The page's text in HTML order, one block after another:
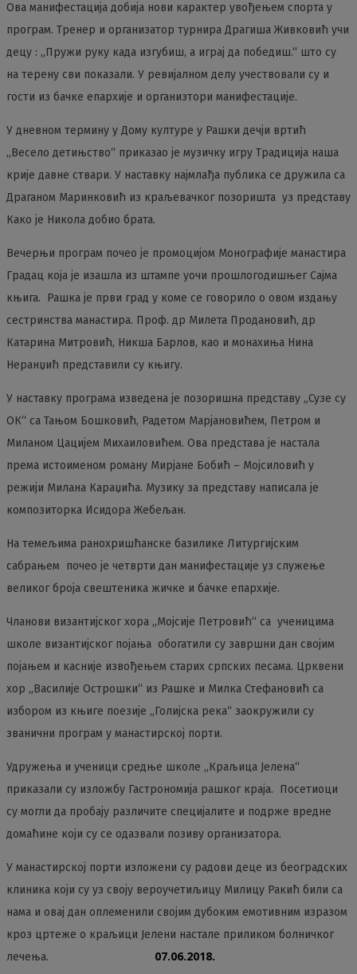
07.06.2018.
Ова манифестација добија нови карактер увођењем спорта у
програм. Тренер и организатор турнира Драгиша Живковић учи
децу : „Пружи руку када изгубиш, а играј да победиш.“ што су
на терену сви показали. У ревијалном делу учествовали су и
гости из бачке епархије и организтори манифестације.
У дневном термину у Дому културе у Рашки дечји вртић
„Весело детињство“ приказао је музичку игру Традиција наша
крије дaвне ствари. У наставку најмлађа публика се дружила са
Драганом Маринковић из краљевачког позоришта уз представу
Како је Никола добио брата.
Вечерњи програм почео је промоцијом Монографије манастира
Градац која је изашла из штампе уочи прошлогодишњег Сајма
књига. Рашка је први град у коме се говорило о овом издању
сестринства манастира. Проф. др Милета Продановић, др
Катарина Митровић, Никша Барлов, као и монахиња Нина
Неранџић представили су књигу.
У наставку програма изведена је позоришна представу „Сузе су
ОК“ са Тањом Бошковић, Радетом Марјановићем, Петром и
Миланом Цацијем Михаиловићем. Ова представа је настала
према истоименом роману Мирјане Бобић – Мојсиловић у
режији Милана Караџића. Музику за представу написала је
композиторка Исидора Жебељан.
На темељима ранохришћанске базилике Литургијским
сабрањем почео је четврти дан манифестације уз служење
великог броја свештеника жичке и бачке епархије.
Чланови византијског хора „Мојсије Петровић“ са ученицима
школе византијског појања обогатили су завршни дан својим
појањем и касније извођењем старих српских песама. Црквени
хор „Василије Острошки“ из Рашке и Милка Стефановић са
избором из књиге поезије „Голијска река“ заокружили су
званични програм у манастирској порти.
Удружења и ученици средње школе „Краљица Јелена“
приказали су изложбу Гастрономија рашког краја. Посетиоци
су могли да пробају различите специјалите и подрже вредне
домаћине који су се одазвали позиву организатора.
У манастирској порти изложени су радови деце из београдских
клиника који су уз своју вероучетиљицу Милицу Ракић били са
нама и овај дан оплеменили својим дубоким емотивним изразом
кроз цртеже о краљици Јелени настале приликом болничког
лечења.